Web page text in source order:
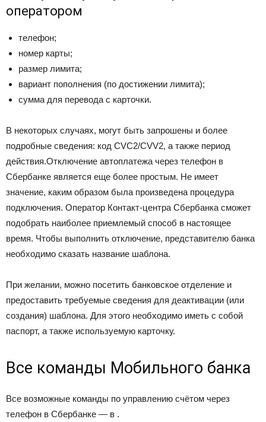
оператором
телефон;
номер карты;
размер лимита;
вариант пополнения (по достижении лимита);
сумма для перевода с карточки.
В некоторых случаях, могут быть запрошены и более
подробные сведения: код CVC2/CVV2, а также период
действия.Отключение автоплатежа через телефон в
Сбербанке является еще более простым. Не имеет
значение, каким образом была произведена процедура
подключения. Оператор Контакт-центра Сбербанка сможет
подобрать наиболее приемлемый способ в настоящее
время. Чтобы выполнить отключение, представителю банка
необходимо сказать название шаблона.
При желании, можно посетить банковское отделение и
предоставить требуемые сведения для деактивации (или
создания) шаблона. Для этого необходимо иметь с собой
паспорт, а также используемую карточку.
Все команды Мобильного банка
Все возможные команды по управлению счётом через
телефон в Сбербанке — в .